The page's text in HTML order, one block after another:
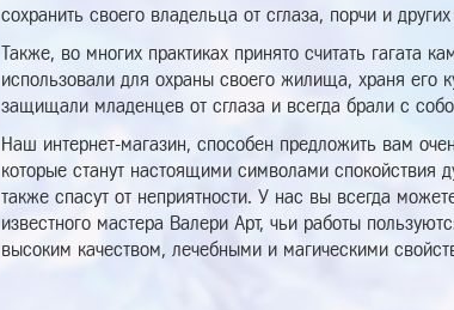
сохранить своего владельца от сглаза, порчи и
Также, во многих практиках принято считать гагата
использовали для охраны своего жилища, храня его
защищали младенцев от сглаза и всегда брали с
Наш интернет-магазин, способен предложить вам
которые станут настоящими символами спокойствия
также спасут от неприятности. У нас вы всегда
известного мастера Валери Арт, чьи работы
высоким качеством, лечебными и магическими